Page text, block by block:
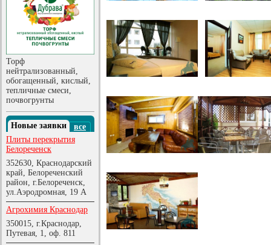
Торф
нейтрализованный,
обогащенный, кислый,
тепличные смеси,
почвогрунты
Новые заявки
все
Плиты перекрытия
Белореченск
352630, Краснодарский
край, Белореченский
район, г.Белореченск,
ул.Аэродромная, 19 А
Агрохимия Краснодар
350015, г.Краснодар,
Путевая, 1, оф. 811